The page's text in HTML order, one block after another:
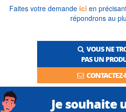
Faites votre demande ici en
répondrons au
VOUS NE
PAS UN
CONTACTEZ-
Je souhaite